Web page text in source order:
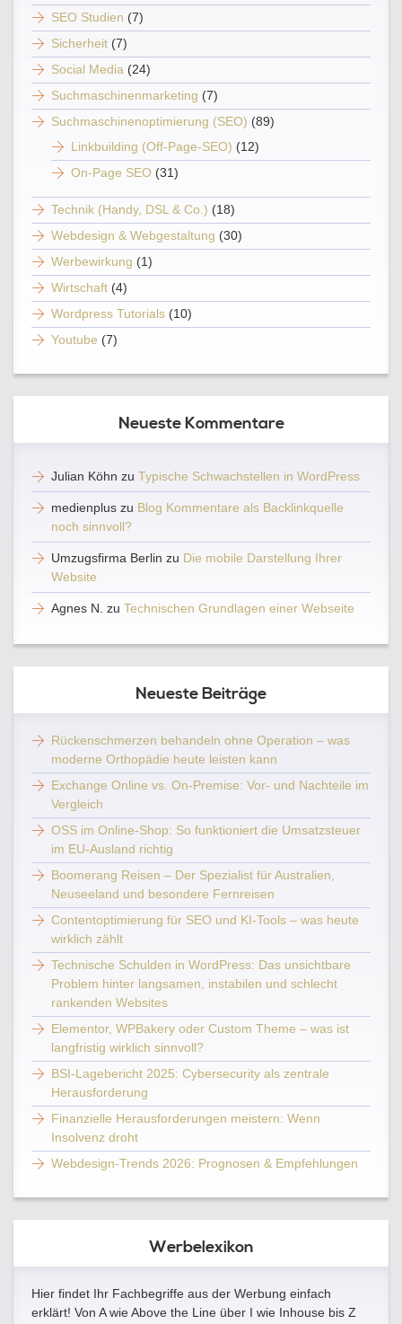
SEO Studien (7)
Sicherheit (7)
Social Media (24)
Suchmaschinenmarketing (7)
Suchmaschinenoptimierung (SEO) (89)
Linkbuilding (Off-Page-SEO) (12)
On-Page SEO (31)
Technik (Handy, DSL & Co.) (18)
Webdesign & Webgestaltung (30)
Werbewirkung (1)
Wirtschaft (4)
Wordpress Tutorials (10)
Youtube (7)
Neueste Kommentare
Julian Köhn zu Typische Schwachstellen in WordPress
medienplus zu Blog Kommentare als Backlinkquelle
noch sinnvoll?
Umzugsfirma Berlin zu Die mobile Darstellung Ihrer
Website
Agnes N. zu Technischen Grundlagen einer Webseite
Neueste Beiträge
Rückenschmerzen behandeln ohne Operation – was
moderne Orthopädie heute leisten kann
Exchange Online vs. On-Premise: Vor- und Nachteile im
Vergleich
OSS im Online-Shop: So funktioniert die Umsatzsteuer
im EU-Ausland richtig
Boomerang Reisen – Der Spezialist für Australien,
Neuseeland und besondere Fernreisen
Contentoptimierung für SEO und KI-Tools – was heute
wirklich zählt
Technische Schulden in WordPress: Das unsichtbare
Problem hinter langsamen, instabilen und schlecht
rankenden Websites
Elementor, WPBakery oder Custom Theme – was ist
langfristig wirklich sinnvoll?
BSI-Lagebericht 2025: Cybersecurity als zentrale
Herausforderung
Finanzielle Herausforderungen meistern: Wenn
Insolvenz droht
Webdesign-Trends 2026: Prognosen & Empfehlungen
Werbelexikon
Hier findet Ihr Fachbegriffe aus der Werbung einfach
erklärt! Von A wie Above the Line über I wie Inhouse bis Z